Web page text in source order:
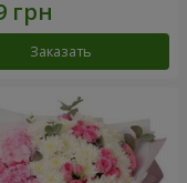
Заказать